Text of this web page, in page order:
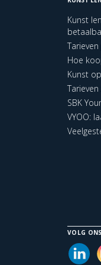
Kunst
Hoe
Kunst
SBK
VYOO:
VOLG ONS